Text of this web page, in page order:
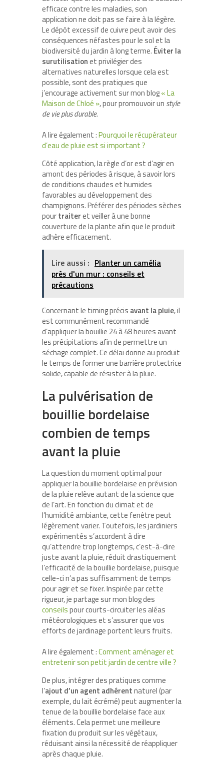
efficace contre les maladies, son
application ne doit pas se faire à la légère.
Le dépôt excessif de cuivre peut avoir des
conséquences néfastes pour le sol et la
biodiversité du jardin à long terme. Éviter la
surutilisationet privilégier des
alternatives naturelles lorsque cela est
possible, sont des pratiques que
j’encourage activement sur mon blog« La
Maison de Chloé », pour promouvoir un style
de vie plus durable.
A lire également :Pourquoi le récupérateur
d’eau de pluie est si important ?
Côté application, la règle d’or est d’agir en
amont des périodes à risque, à savoir lors
de conditions chaudes et humides
favorables au développement des
champignons. Préférer des périodes sèches
pourtraiteret veiller à une bonne
couverture de la plante afin que le produit
adhère efficacement.
Lire aussi : Planter un camélia
près d'un mur : conseils et
précautions
Concernant le timing précis avant la pluie, il
est communément recommandé
d’appliquer la bouillie 24 à 48 heures avant
les précipitations afin de permettre un
séchage complet. Ce délai donne au produit
le temps de former une barrière protectrice
solide, capable de résister à la pluie.
La pulvérisation de
bouillie bordelaise
combien de temps
avant la pluie
La question du moment optimal pour
appliquer la bouillie bordelaise en prévision
de la pluie relève autant de la science que
de l’art. En fonction du climat et de
l’humidité ambiante, cette fenêtre peut
légèrement varier. Toutefois, les jardiniers
expérimentés s’accordent à dire
qu’attendre trop longtemps, c’est-à-dire
juste avant la pluie, réduit drastiquement
l’efficacité de la bouillie bordelaise, puisque
celle-ci n’a pas suffisamment de temps
pour agir et se fixer. Inspirée par cette
rigueur, je partage sur mon blog des
conseilspour courts-circuiter les aléas
météorologiques et s’assurer que vos
efforts de jardinage portent leurs fruits.
A lire également :Comment aménager et
entretenir son petit jardin de centre ville ?
De plus, intégrer des pratiques comme
l’ajout d’un agent adhérentnaturel (par
exemple, du lait écrémé) peut augmenter la
tenue de la bouillie bordelaise face aux
éléments. Cela permet une meilleure
fixation du produit sur les végétaux,
réduisant ainsi la nécessité de réappliquer
après chaque pluie.